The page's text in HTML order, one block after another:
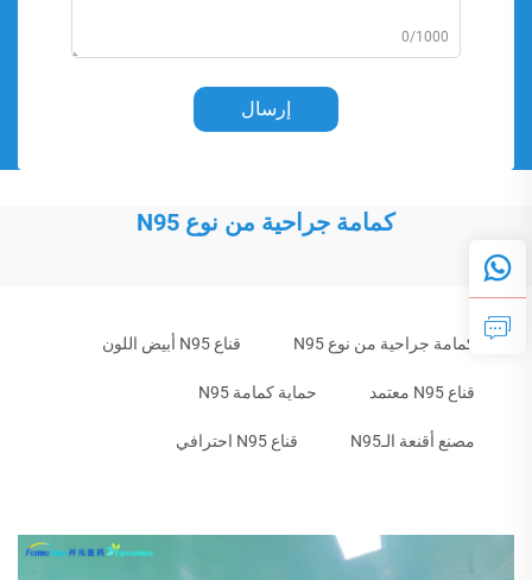
0/1000
إرسال
كمامة جراحية من نوع N95
كمامة جراحية من نوع N95 قناع N95 أبيض اللون
قناع N95 معتمد حماية كمامة N95
مصنع أقنعة الـN95 قناع N95 احترافي